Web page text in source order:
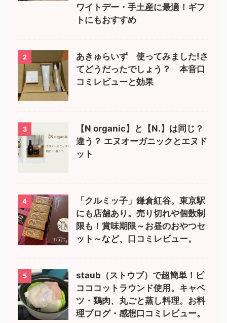
ワイトデー・手土産に最適！ギフ
トにもおすすめ
2
あきゅらいず 使ってみました!さ
てどうだったでしょう？ 本音口
コミレビューと効果
3
【N organic】と【N.】は同じ？
違う？ エヌオーガニックとエヌド
ット
4
「クルミッ子」鎌倉紅谷。東京駅
にも店舗あり。売り切れや個数制
限も！賞味期限～お昼のおやつセ
ット～など、口コミレビュー。
5
staub（ストウブ）で超簡単！ピ
コココットラウンド使用。キャベ
ツ・鶏肉、丸ごと蒸し料理。お料
理ブログ・感想口コミレビュー。